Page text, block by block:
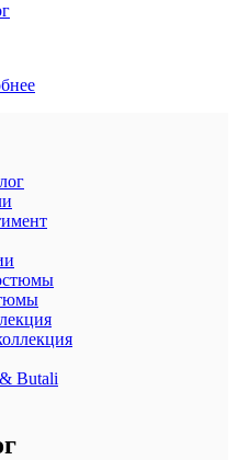
Butali